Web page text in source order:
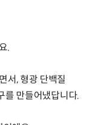
.
서, 형광 단백질
만들어냈답니다.